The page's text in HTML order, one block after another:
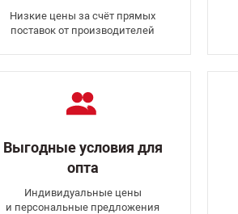
Низкие цены за счёт прямых
поставок от производителей
Выгодные условия для
опта
Индивидуальные цены
и персональные предложения